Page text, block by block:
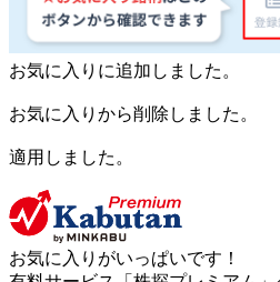
お気に入りに追加しました。
お気に入りから削除しました。
適用しました。
お気に入りがいっぱいです！